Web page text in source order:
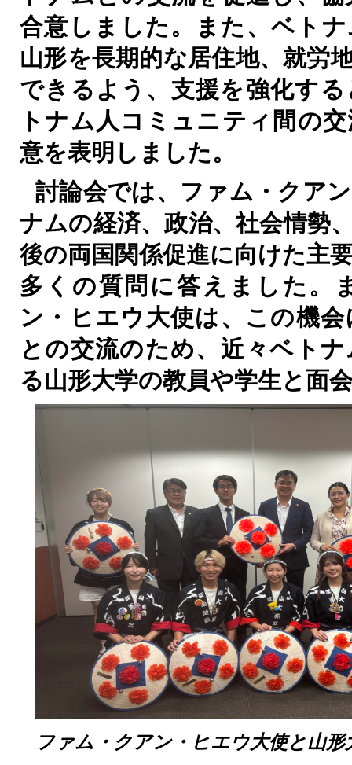
合意しました。また、ベト
山形を長期的な居住地、就労
できるよう、支援を強化す
トナム人コミュニティ間の
意を表明しました。
討論会では、ファム・クア
ナムの経済、政治、社会情勢
後の両国関係促進に向けた主
多くの質問に答えました。
ン・ヒエウ大使は、この機
との交流のため、近々ベト
る山形大学の教員や学生と面
ファム・クアン・ヒエウ大使と山